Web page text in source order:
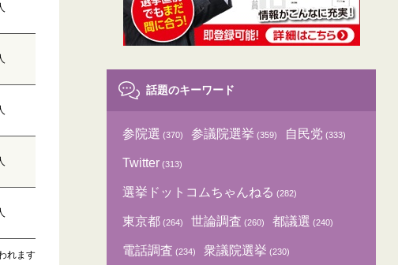
れます
話題のキーワード
参院選 (370) 参議院選挙 (359) 自民党 (333)
Twitter (313)
選挙ドットコムちゃんねる (282)
東京都 (264) 世論調査 (260) 都議選 (240)
電話調査 (234) 衆議院選挙 (230)